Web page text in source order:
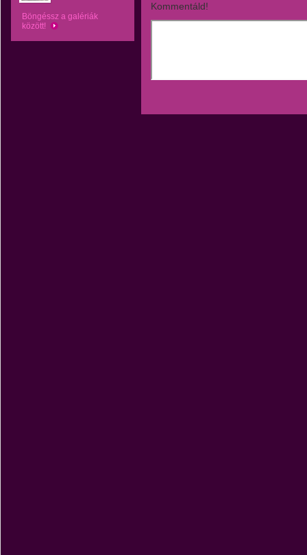
Böngéssz a galériák
között!
Kommentáld!